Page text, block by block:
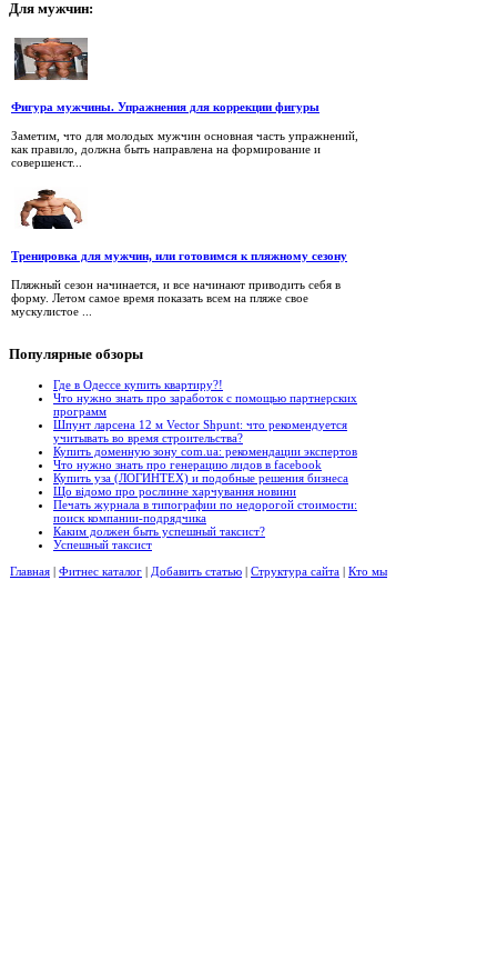
Для мужчин:
Фигура мужчины. Упражнения для коррекции фигуры
Заметим, что для молодых мужчин основная часть упражнений,
как правило, должна быть направлена на формирование и
совершенст...
Тренировка для мужчин, или готовимся к пляжному сезону
Пляжный сезон начинается, и все начинают приводить себя в
форму. Летом самое время показать всем на пляже свое
мускулистое ...
Популярные обзоры
Где в Одессе купить квартиру?!
Что нужно знать про заработок с помощью партнерских
программ
Шпунт ларсена 12 м Vector Shpunt: что рекомендуется
учитывать во время строительства?
Купить доменную зону com.ua: рекомендации экспертов
Что нужно знать про генерацию лидов в facebook
Купить уза (ЛОГИНТЕХ) и подобные решения бизнеса
Що відомо про рослинне харчування новини
Печать журнала в типографии по недорогой стоимости:
поиск компании-подрядчика
Каким должен быть успешный таксист?
Успешный таксист
Главная | Фитнес каталог | Добавить статью | Структура сайта | Кто мы